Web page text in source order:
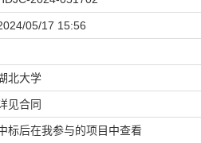
05/17 15:56
北大学
见合同
标后在我参与的项目中查看